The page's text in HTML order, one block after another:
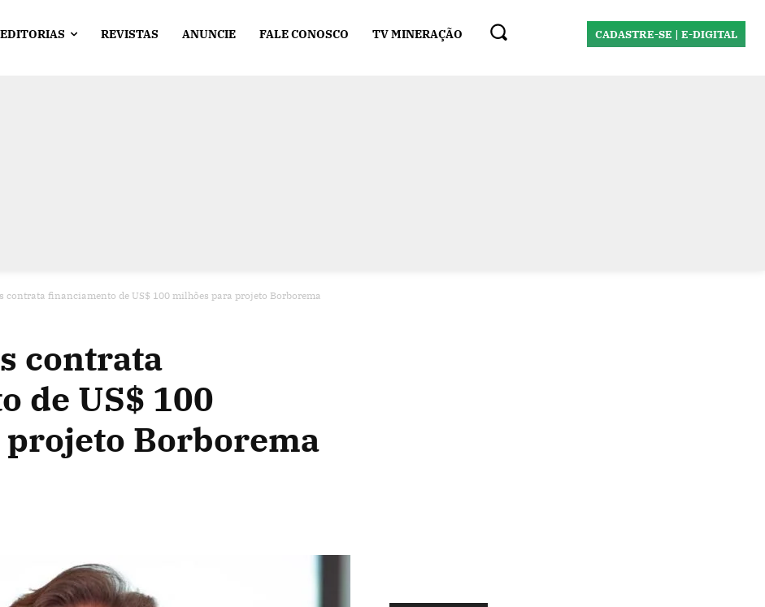
EDITORIAS REVISTAS ANUNCIE FALE CONOSCO TV MINERAÇÃO CADASTRE-SE | E-DIGITAL
contrata financiamento de US$ 100 milhões para projeto Borborema
contrata
de US$ 100
Borborema